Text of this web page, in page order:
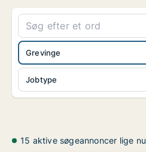
Jobtype
Grevinge
15 aktive søgeannoncer lige nu